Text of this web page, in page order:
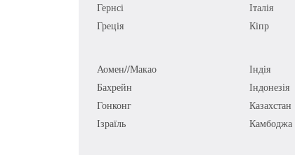
Гернсі
Греція
Італія
Кіпр
Аомен//Макао
Бахрейн
Гонконг
Ізраїль
Індія
Індонезія
Казахстан
Камбоджа